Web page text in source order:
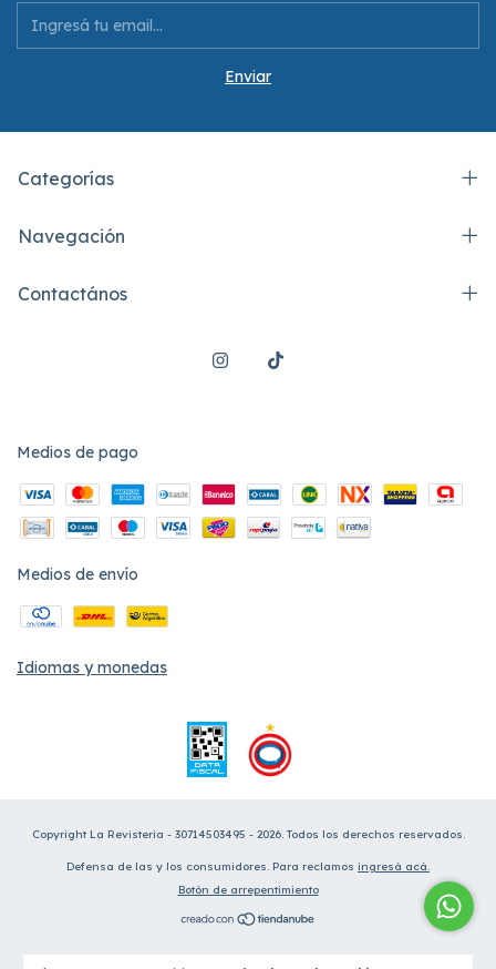
Categorías
Navegación
Contactános
Medios de pago
Medios de envío
Idiomas y monedas
Copyright La Revisteria - 30714503495 - 2026. Todos los derechos reservados.
Defensa de las y los consumidores. Para reclamos ingresá acá.
Botón de arrepentimiento